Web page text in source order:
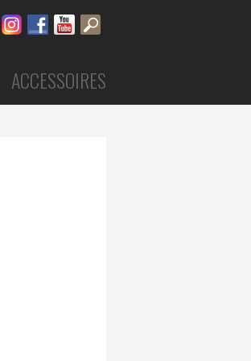
Instagram
FacebookYoutube
ACCESSOIRES